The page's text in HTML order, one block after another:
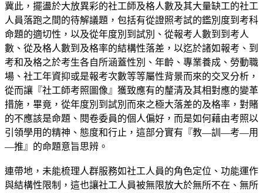
冀此，擺盪於大放異彩的社工師及格人數及其大量缺工的社工
人員落跑之間的待解議題，包括有從證照考試的鑑別度到考科
命題的適切性，以及從年度別到試別、從報考人數到到考人
數、從及格人數到及格率的結構性落差，以迄於諸如報考、到
考和及格之於考生各自所涵蓋性別、年齡、專業養成、勞動職
場、社工年資抑或是報考次數等等屬性背景而來的交叉分析，
從而讓『社工師考照圖像』獲致應有的釐清及其相對應的變革
措施，畢竟，從年度別到試別而來之極大落差的及格率，對賭
的不應該是命題、閱卷委員的個人偏好，而是如何藉由考照以
引領學用的精神、態度和行止，這部分實有『教—訓—考—用
—推』的命題意旨思辨。
連帶地，未能梳理人群服務如社工人員的角色定位、功能運作
與結構性限制，這也讓社工人員被無限放大於無所不在、無所